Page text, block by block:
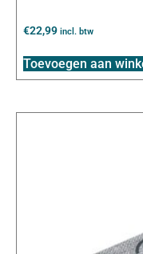
€22,99 incl. btw
Toevoegen aan